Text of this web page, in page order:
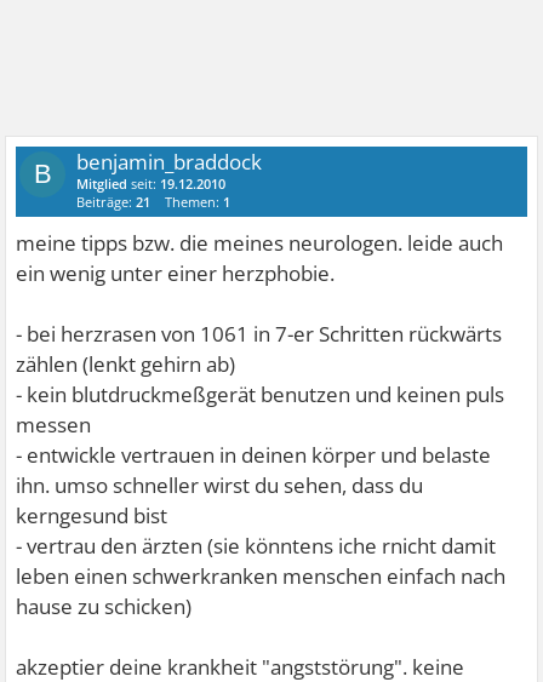
B benjamin_braddock
Mitglied seit: 19.12.2010
Beiträge:21 Themen: 1
meine tipps bzw. die meines neurologen. leide auch
ein wenig unter einer herzphobie.
- bei herzrasen von 1061 in 7-er Schritten rückwärts
zählen (lenkt gehirn ab)
- kein blutdruckmeßgerät benutzen und keinen puls
messen
- entwickle vertrauen in deinen körper und belaste
ihn. umso schneller wirst du sehen, dass du
kerngesund bist
- vertrau den ärzten (sie könntens iche rnicht damit
leben einen schwerkranken menschen einfach nach
hause zu schicken)
akzeptier deine krankheit "angststörung". keine